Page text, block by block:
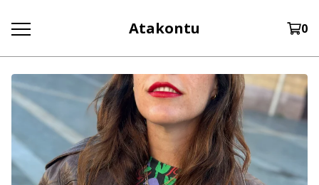
Atakontu 0